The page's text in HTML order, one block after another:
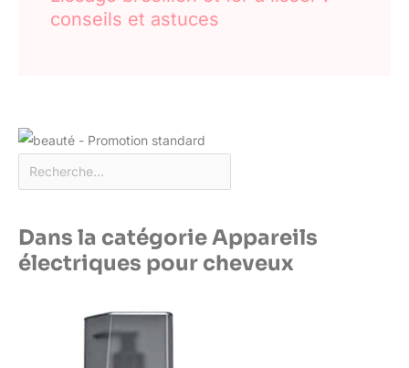
conseils et astuces
Dans la catégorie Appareils
électriques pour cheveux